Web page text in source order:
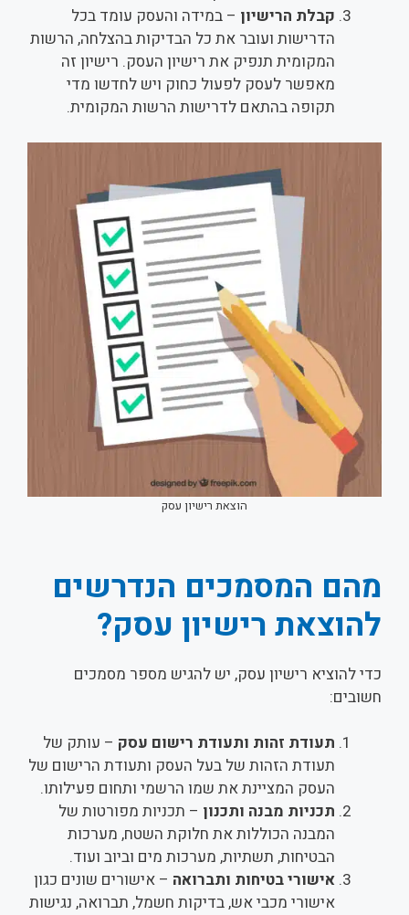
קבלת הרישיון – במידה והעסק עומד בכל
הדרישות ועובר את כל הבדיקות בהצלחה, הרשות
המקומית תנפיק את רישיון העסק. רישיון זה
מאפשר לעסק לפעול כחוק ויש לחדשו מדי
תקופה בהתאם לדרישות הרשות המקומית.
הוצאת רישיון עסק
מהם המסמכים הנדרשים
להוצאת רישיון עסק?
כדי להוציא רישיון עסק, יש להגיש מספר מסמכים
חשובים:
תעודת זהות ותעודת רישום עסק – עותק של
תעודת הזהות של בעל העסק ותעודת הרישום של
העסק המציינת את שמו הרשמי ותחום פעילותו.
תכניות מבנה ותכנון – תכניות מפורטות של
המבנה הכוללות את חלוקת השטח, מערכות
הבטיחות, תשתיות, מערכות מים וביוב ועוד.
אישורי בטיחות ותברואה – אישורים שונים כגון
אישורי מכבי אש, בדיקות חשמל, תברואה, נגישות